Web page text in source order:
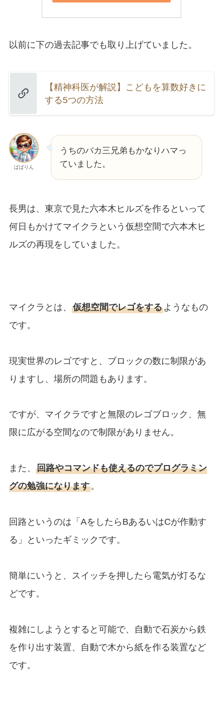
以前に下の過去記事でも取り上げていました。
【精神科医が解説】こどもを算数好きに
する5つの方法
ぱぱりん
うちのバカ三兄弟もかなりハマっ
ていました。
長男は、東京で見た六本木ヒルズを作るといって
何日もかけてマイクラという仮想空間で六本木ヒ
ルズの再現をしていました。
マイクラとは、 仮想空間でレゴをするようなもの
です。
現実世界のレゴですと、ブロックの数に制限があ
りますし、場所の問題もあります。
ですが、マイクラですと無限のレゴブロック、無
限に広がる空間なので制限がありません。
また、 回路やコマンドも使えるのでプログラミン
グの勉強になります。
回路というのは「AをしたらBあるいはCが作動す
る」といったギミックです。
簡単にいうと、スイッチを押したら電気が灯るな
どです。
複雑にしようとすると可能で、自動で石炭から鉄
を作り出す装置、自動で木から紙を作る装置など
です。